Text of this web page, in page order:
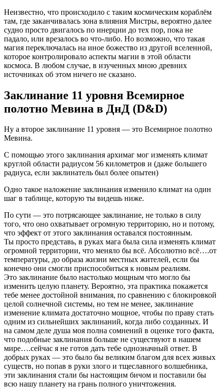
Неизвестно, что происходило с таким космическим кораблём
там, где заканчивалась зона влияния Мистры, вероятно далее
судно просто двигалось по инерции до тех пор, пока не
падало, или врезалось во что-либо. Но возможно, что такая
магия переключалась на иное божество из другой вселенной,
которое контролировало аспекты магии в этой области
космоса. В любом случае, в изученных мною древних
источниках об этом ничего не сказано.
Заклинание 11 уровня Всемирное
полотно Мевина в ДнД (D&D)
Ну а второе заклинание 11 уровня — это Всемирное полотно
Мевина.
С помощью этого заклинания архимаг мог изменять климат
круглой области радиусом 56 километров и (даже большего
радиуса, если заклинатель был более опытен)
Одно такое наложение заклинания изменило климат на один
шаг в таблице, которую ты видешь ниже.
По сути — это потрясающее заклинание, не только в силу
того, что оно охватывает огромную территорию, но и потому,
что эффект от этого заклинания оставался постоянным.
Ты просто представь, в руках мага была сила изменять климат
огромной территории, что меняло бы всё. Абсолютно всё….от
температуры, до образа жизни местных жителей, если бы
конечно они смогли приспособиться к новым реалиям.
Это заклинание было настолько мощным что могло бы
изменить целую планету. Вероятно, эта практика покажется
тебе менее достойной внимания, по сравнению с блокировкой
целой солнечной системы, но тем не менее, заклинание
изменение климата достаточно мощное, чтобы по праву стать
одним из сильнейших заклинаний, когда либо созданных. И
на самом деле душа моя полна сомнений в оценке того факта,
что подобные заклинания больше не существуют в нашем
мире….сейчас я не готов дать тебе однозначный ответ. В
добрых руках — это было бы великим благом для всех живых
существ, но попав в руки злого и тщеславного волшебника,
эти заклинания стали бы настоящим бичом и поставили бы
всю нашу планету на грань полного уничтожения.